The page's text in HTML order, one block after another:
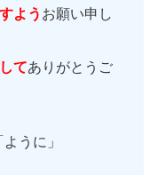
よう お願い申し
てありがとうご
うに」